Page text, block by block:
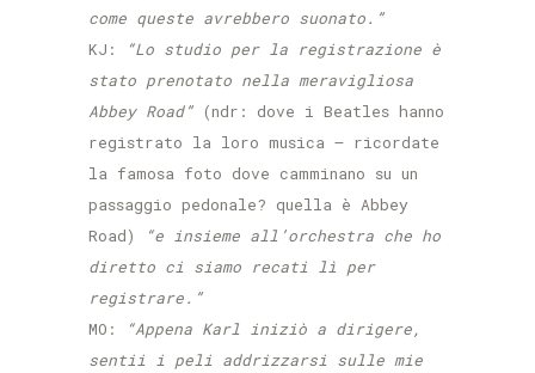
come queste avrebbero suonato.”
KJ:
“Lo studio per la registrazione è
stato prenotato nella meravigliosa
Abbey Road” (ndr: dove i Beatles hanno
registrato la loro musica – ricordate
la famosa foto dove camminano su un
passaggio pedonale? quella è Abbey
Road)
“e insieme all’orchestra che ho
diretto ci siamo recati lì per
registrare.”
MO:
“Appena Karl iniziò a dirigere,
sentii i peli addrizzarsi sulle mie